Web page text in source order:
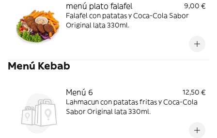
menú plato falafel
9,00 €
Falafel con patatas y Coca-Cola Sabor
Original lata 330ml.
Menú Kebab
Menú 6
12,50 €
Lahmacun con patatas fritas y Coca-Cola
Sabor Original lata 330ml.